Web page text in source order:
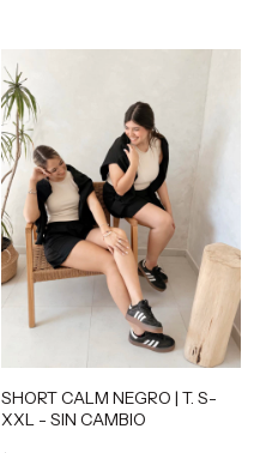
SHORT CALM NEGRO | T. S-
XXL - SIN CAMBIO